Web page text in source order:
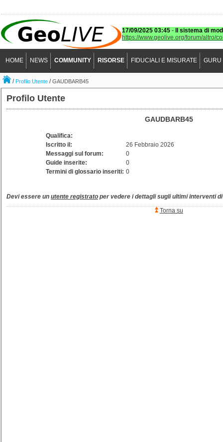
17/09/2025 03:45 -
Il sistema di
https://www.geolive.org/forum/altro/
HOME NEWS COMMUNITY RISORSE FIDUCIALI E MISURATE GURU
/Profilo Utente /GAUDBARB45
Profilo Utente
GAUDBARB45
Qualifica:
Iscritto il:
26 Febbraio 2026
Messaggi sul forum:
0
Guide inserite:
0
Termini di glossario inseriti: 0
Devi essere un utente registrato per vedere i dettagli sugli ultimi interventi
Torna su